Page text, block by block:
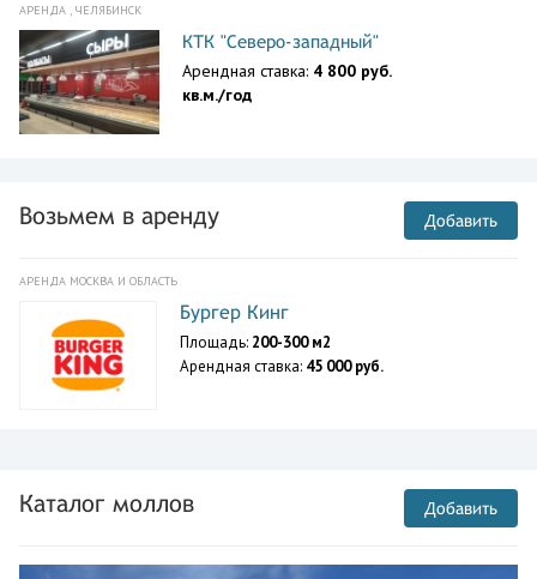
АРЕНДА , ЧЕЛЯБИНСК
КТК "Северо-западный"
Арендная ставка: 4 800 руб.
кв.м./год
Возьмем в аренду Добавить
АРЕНДА МОСКВА И ОБЛАСТЬ
Бургер Кинг
Площадь: 200-300 м2
Арендная ставка: 45 000 руб.
Каталог моллов Добавить